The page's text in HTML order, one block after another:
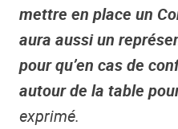
mettre en place un
aura aussi un
pour qu’en cas de
autour de la table
exprimé.